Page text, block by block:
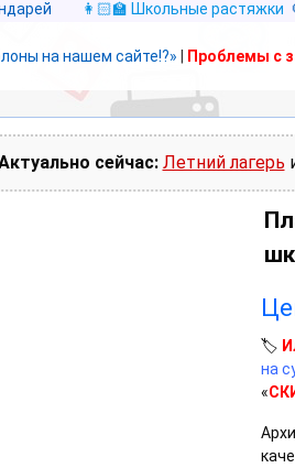
👩🏻‍🏫 Школьные растяжки
на нашем сайте!?» Проблемы с
сейчас: Летний лагерь
🏷️
на
«